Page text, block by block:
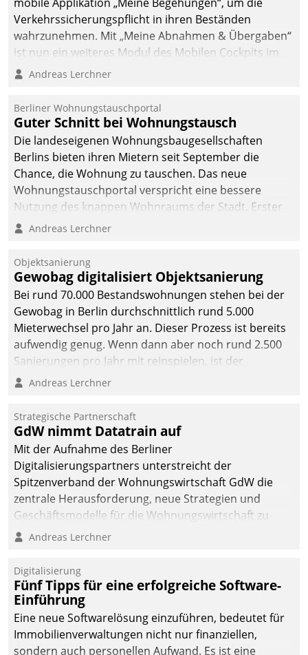
Verkehrssicherungspflicht in ihren Beständen
wahrzunehmen. Mit „Meine Abnahmen & Übergaben“
ist nun ein weiteres Modul des Mobilen Cockpits im
Einsatz.
Andreas Lerchner
Berliner Wohnungstauschportal
Guter Schnitt bei Wohnungstausch
Die landeseigenen Wohnungsbaugesellschaften
Berlins bieten ihren Mietern seit September die
Chance, die Wohnung zu tauschen. Das neue
Wohnungstauschportal verspricht eine bessere
Nutzung des knappen Wohnraums der Stadt. Erster
Anwendungsfall für Datatrains Lösung API-Hub mit
Unternehmen.
Andreas Lerchner
Objektsanierung
Gewobag digitalisiert Objektsanierung
Bei rund 70.000 Bestandswohnungen stehen bei der
Gewobag in Berlin durchschnittlich rund 5.000
Mieterwechsel pro Jahr an. Dieser Prozess ist bereits
aufwendig genug. Wenn dann aber noch rund 2.500
Sanierungen pro Jahr mit reinspielen, ist der
Betreuungs- und Organisationsaufwand immens. Im
kommunale Wohnungsbauunternehmen daher
gemeinsam mit der Berliner Datatrain GmbH den
Teilprozess der Objektsanierung digitalisiert.
Andreas Lerchner
Strategische Partnerschaft
GdW nimmt Datatrain auf
Mit der Aufnahme des Berliner
Digitalisierungspartners unterstreicht der
Spitzenverband der Wohnungswirtschaft GdW die
zentrale Herausforderung, neue Strategien und
Geschäftsmodelle für die Wohnungswirtschaft zu
entwickeln.
Andreas Lerchner
Digitalisierung
Fünf Tipps für eine erfolgreiche Software-
Einführung
Eine neue Softwarelösung einzuführen, bedeutet für
Immobilienverwaltungen nicht nur finanziellen,
sondern auch personellen Aufwand. Es ist eine